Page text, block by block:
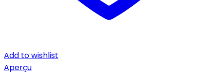
Add to wishlist
Aperçu